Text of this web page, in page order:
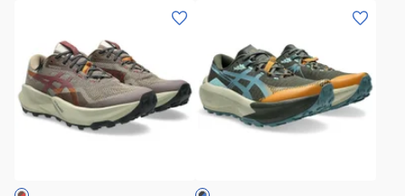
ュ
ー
ズ
ト
レ
ラ
ズ)
ラ
ン
ニ
シ
ラ
ン
ニ
シ
ブ